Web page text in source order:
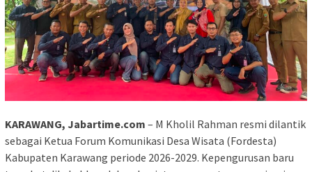
KARAWANG, Jabartime.com – M Kholil Rahman resmi dilantik
sebagai Ketua Forum Komunikasi Desa Wisata (Fordesta)
Kabupaten Karawang periode 2026-2029. Kepengurusan baru